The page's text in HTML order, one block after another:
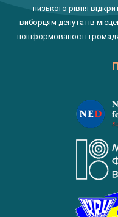
низького рівня
виборцям депутатів
поінформованості